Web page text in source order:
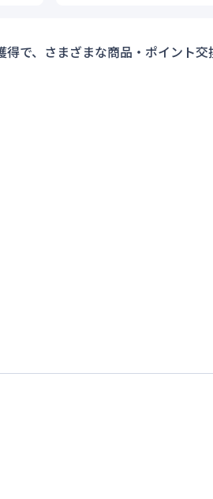
で、さまざまな商品・ポイント交